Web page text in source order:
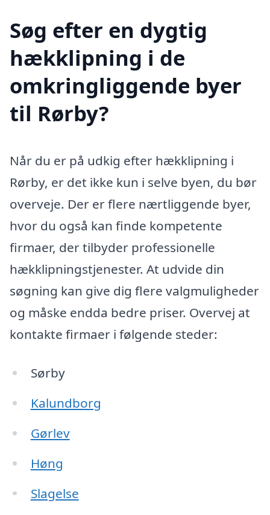
Søg efter en dygtig
hækklipning i de
omkringliggende byer
til Rørby?
Når du er på udkig efter hækklipning i
Rørby, er det ikke kun i selve byen, du bør
overveje. Der er flere nærtliggende byer,
hvor du også kan finde kompetente
firmaer, der tilbyder professionelle
hækklipningstjenester. At udvide din
søgning kan give dig flere valgmuligheder
og måske endda bedre priser. Overvej at
kontakte firmaer i følgende steder:
Sørby
Kalundborg
Gørlev
Høng
Slagelse